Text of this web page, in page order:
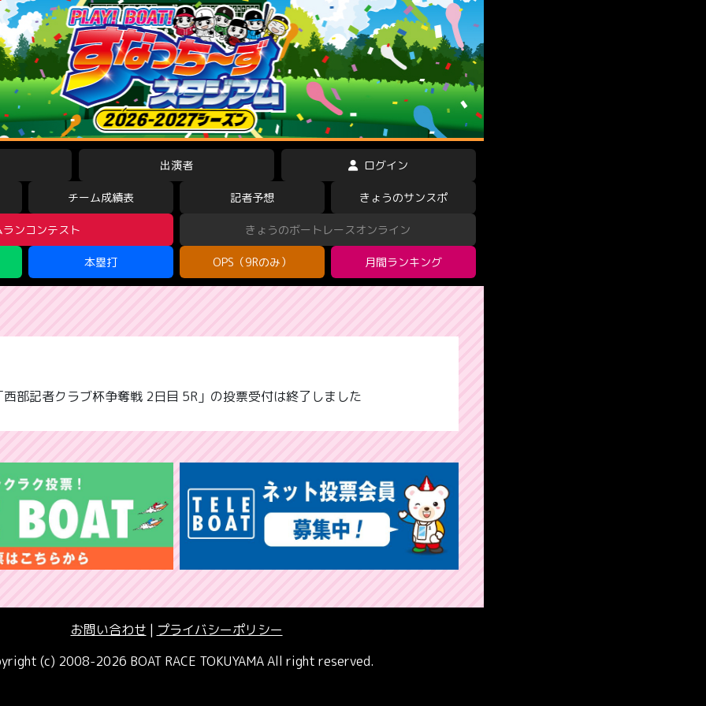
出演者 ログイン
チーム成績表 記者予想 きょうのサンスポ
ンコンテスト きょうのボートレースオンライン
本塁打 OPS（9Rのみ） 月間ランキング
西部記者クラブ杯争奪戦 2日目 5R」の投票受付は終了しました
お問い合わせ | プライバシーポリシー
(c) 2008-2026 BOAT RACE TOKUYAMA All right reserved.